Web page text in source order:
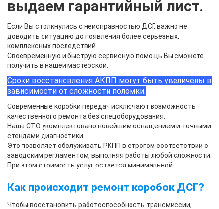
выдаем гарантийный лист.
Если Вы столкнулись с неисправностью ДСГ, важно не
доводить ситуацию до появления более серьезных,
комплексных последствий.
Своевременную и быструю сервисную помощь Вы сможете
получить в нашей мастерской.
Сроки восстановления АКПП могут быть увеличены в
зависимости от сложности поломки.
Современные коробки передач исключают возможность
качественного ремонта без спецоборудования.
Наше СТО укомплектовано новейшим оснащением и точными
стендами диагностики.
Это позволяет обслуживать РКПП в строгом соответствии с
заводским регламентом, выполняя работы любой сложности.
При этом стоимость услуг остается минимальной.
Как происходит ремонт коробок ДСГ?
Чтобы восстановить работоспособность трансмиссии,